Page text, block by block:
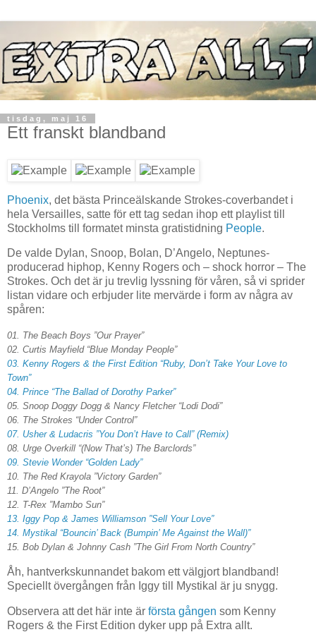
tisdag, maj 16
Ett franskt blandband
Phoenix, det bästa Princeälskande Strokes-coverbandet i
hela Versailles, satte för ett tag sedan ihop ett playlist till
Stockholms till formatet minsta gratistidning People.
De valde Dylan, Snoop, Bolan, D’Angelo, Neptunes-
producerad hiphop, Kenny Rogers och – shock horror – The
Strokes. Och det är ju trevlig lyssning för våren, så vi sprider
listan vidare och erbjuder lite mervärde i form av några av
spåren:
01. The Beach Boys ”Our Prayer”
02. Curtis Mayfield “Blue Monday People”
03. Kenny Rogers & the First Edition “Ruby, Don’t Take Your Love to
Town”
04. Prince “The Ballad of Dorothy Parker”
05. Snoop Doggy Dogg & Nancy Fletcher “Lodi Dodi”
06. The Strokes “Under Control”
07. Usher & Ludacris ”You Don’t Have to Call” (Remix)
08. Urge Overkill “(Now That’s) The Barclords”
09. Stevie Wonder “Golden Lady”
10. The Red Krayola ”Victory Garden”
11. D’Angelo ”The Root”
12. T-Rex ”Mambo Sun”
13. Iggy Pop & James Williamson ”Sell Your Love”
14. Mystikal “Bouncin’ Back (Bumpin’ Me Against the Wall)”
15. Bob Dylan & Johnny Cash ”The Girl From North Country”
Åh, hantverkskunnandet bakom ett välgjort blandband!
Speciellt övergången från Iggy till Mystikal är ju snygg.
Observera att det här inte är första gången som Kenny
Rogers & the First Edition dyker upp på Extra allt.